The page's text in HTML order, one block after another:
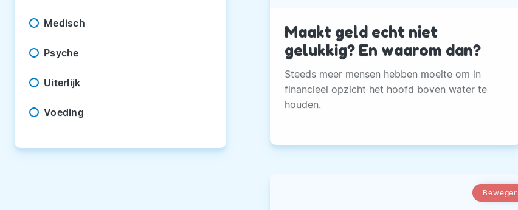
Medisch
Psyche
Uiterlijk
Voeding
Maakt geld echt niet
gelukkig? En waarom dan?
Steeds meer mensen hebben moeite om in
financieel opzicht het hoofd boven water te
houden.
Bewegen